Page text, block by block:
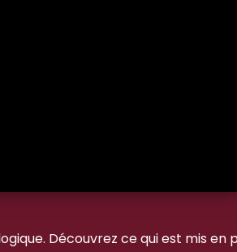
Découvrez ce qui est mis en